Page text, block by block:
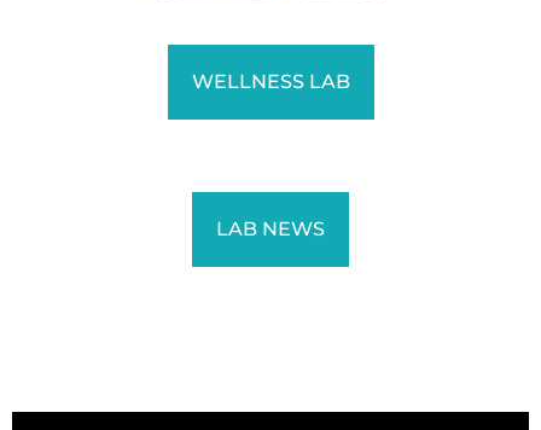
WELLNESS LAB
LAB NEWS